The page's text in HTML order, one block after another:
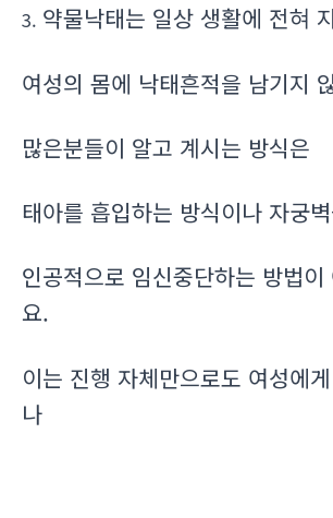
3. 약물낙태는 일상 생활에 전혀
여성의 몸에 낙태흔적을 남기지
많은분들이 알고 계시는 방식은
태아를 흡입하는 방식이나 자궁
인공적으로 임신중단하는 방법이
요.
이는 진행 자체만으로도 여성에
나